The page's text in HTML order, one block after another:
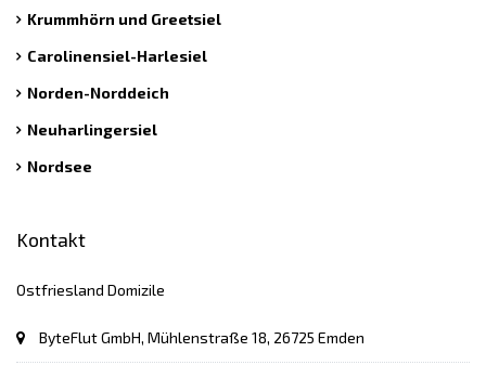
Krummhörn und Greetsiel
Carolinensiel-Harlesiel
Norden-Norddeich
Neuharlingersiel
Nordsee
Kontakt
Ostfriesland Domizile
ByteFlut GmbH, Mühlenstraße 18, 26725 Emden